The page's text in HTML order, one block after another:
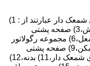
قطعات ساختمان آب گرم کن های دیواری شمعک دار عبارتند از : 1)
کلاهک تعدیل،2) کلاهک تعدیل جریان دودکش،3) صفحه پشتی
آبگرمکن،4) مبدل گرمایی،5) مجموعه مشعل،6) مجموعه رگولاتور
گاز،7) مجموعه رگولاتور آب،8) رویه آبگرمکن،9) صفحه پشتی
آبگرمکن،10) رگولاتور آب در آبگرمکن های شمعک دار،11) بدنه،12)